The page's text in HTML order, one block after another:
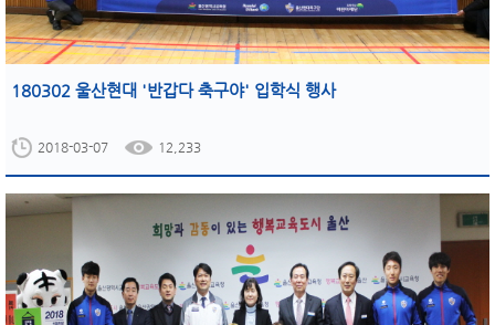
180302 울산현대 '반갑다 축구야' 입학식 행사
2018-03-07 12,233